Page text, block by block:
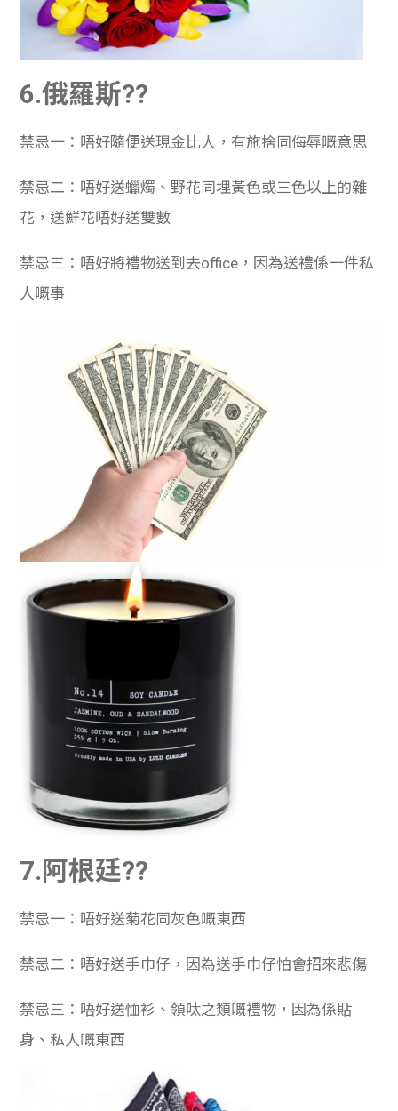
6.俄羅斯??
禁忌一：唔好隨便送現金比人，有施捨同侮辱嘅意思
禁忌二：唔好送蠟燭、野花同埋黃色或三色以上的雜
花，送鮮花唔好送雙數
禁忌三：唔好將禮物送到去office，因為送禮係一件私
人嘅事
7.阿根廷??
禁忌一：唔好送菊花同灰色嘅東西
禁忌二：唔好送手巾仔，因為送手巾仔怕會招來悲傷
禁忌三：唔好送恤衫、領呔之類嘅禮物，因為係貼
身、私人嘅東西